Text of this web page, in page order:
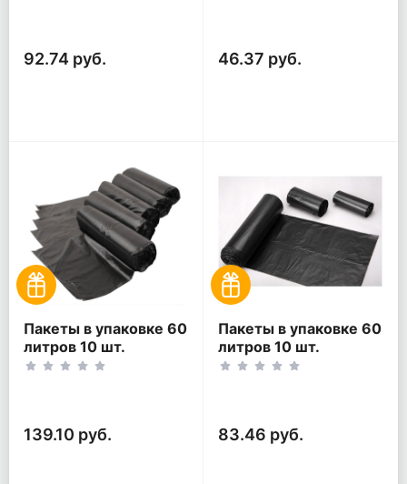
92.74 руб. 46.37 руб.
Пакеты в упаковке 60
литров 10 шт.
(10шт*5рул)
139.10 руб.
Пакеты в упаковке 60
литров 10 шт.
(10шт*3рул)
83.46 руб.